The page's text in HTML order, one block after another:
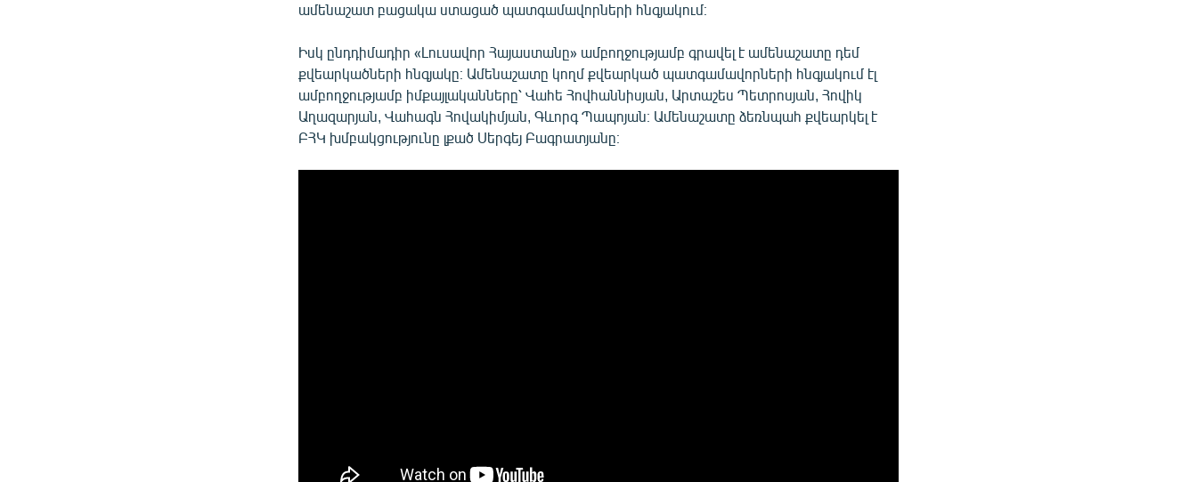
ամենաշատ բացակա ստացած պատգամավորների հնգյակում։
Իսկ ընդդիմադիր «Լուսավոր Հայաստանը» ամբողջությամբ գրավել է ամենաշատը դեմ
քվեարկածների հնգյակը։ Ամենաշատը կողմ քվեարկած պատգամավորների հնգյակում էլ
ամբողջությամբ իմքայլականները՝ Վահե Հովհաննիսյան, Արտաշես Պետրոսյան, Հովիկ
Աղազարյան, Վահագն Հովակիմյան, Գևորգ Պապոյան։ Ամենաշատը ձեռնպահ քվեարկել է
ԲՀԿ խմբակցությունը լքած Սերգեյ Բագրատյանը։